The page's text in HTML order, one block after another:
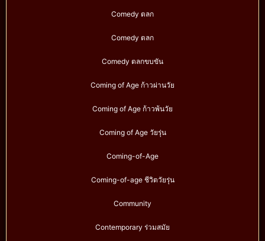
Comedy ตลก
Comedy ตลก
Comedy ตลกขบขัน
Coming of Age ก้าวผ่านวัย
Coming of Age ก้าวพ้นวัย
Coming of Age วัยรุ่น
Coming-of-Age
Coming-of-age ชีวิตวัยรุ่น
Community
Contemporary ร่วมสมัย